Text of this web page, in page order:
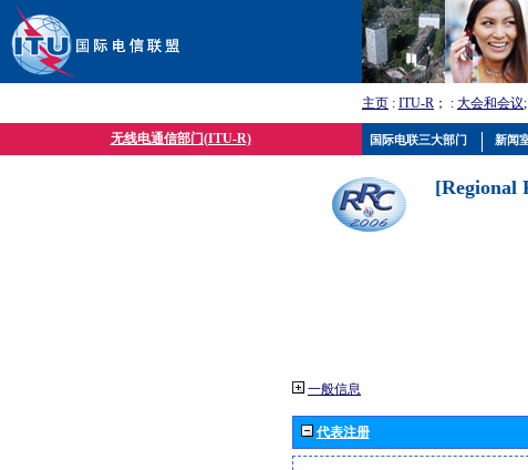
主页 : ITU-R ； : 大会和会议
无线电通信部门(ITU-R)
[Regional
一般信息
代表注册
国际电联三大部门 新闻